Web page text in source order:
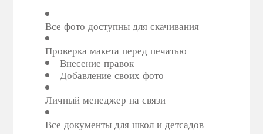
Все фото доступны для скачивания
Проверка макета перед печатью
Внесение правок
Добавление своих фото
Личный менеджер на связи
Все документы для школ и детсадов